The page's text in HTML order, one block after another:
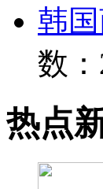
韩
数
热点